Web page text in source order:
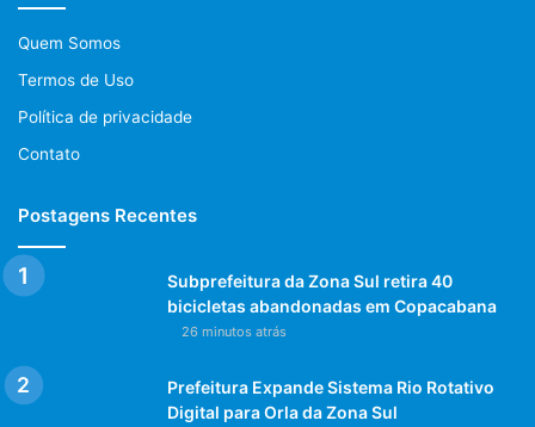
Quem Somos
Termos de Uso
Política de privacidade
Contato
Postagens Recentes
Subprefeitura da Zona Sul retira 40
bicicletas abandonadas em Copacabana
26 minutos atrás
Prefeitura Expande Sistema Rio Rotativo
Digital para Orla da Zona Sul